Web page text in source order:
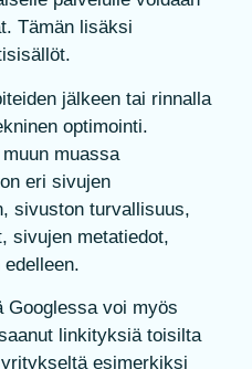
Tämän lisäksi
jälkeen tai rinnalla
optimointi.
muassa
eri sivujen
sivuston turvallisuus,
sivujen metatiedot,
Googlessa voi myös
linkityksiä toisilta
esimerkiksi